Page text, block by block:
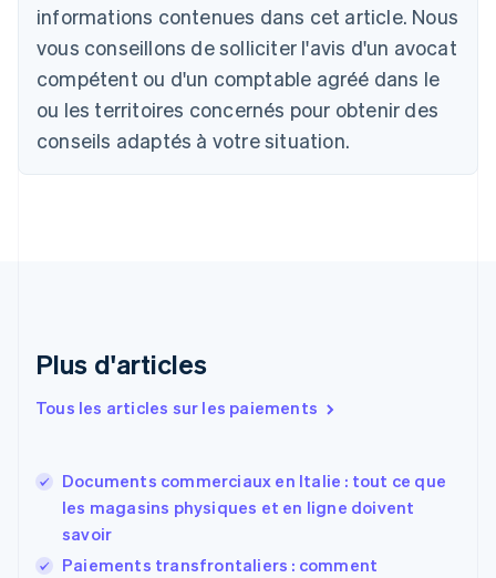
informations contenues dans cet article. Nous
vous conseillons de solliciter l'avis d'un avocat
compétent ou d'un comptable agréé dans le
ou les territoires concernés pour obtenir des
conseils adaptés à votre situation.
Plus d'articles
Tous les articles sur les paiements
Documents commerciaux en Italie : tout ce que
les magasins physiques et en ligne doivent
savoir
Paiements transfrontaliers : comment
DeutschEnglish
Belgique
Nederlands Français English
Brésil
PortuguêsEnglish
Bulgarie
Canada
Danemark
English
Émirats arabes unis
EspañolEnglish
Estonie
États-Unis
EnglishEspañol简体中文